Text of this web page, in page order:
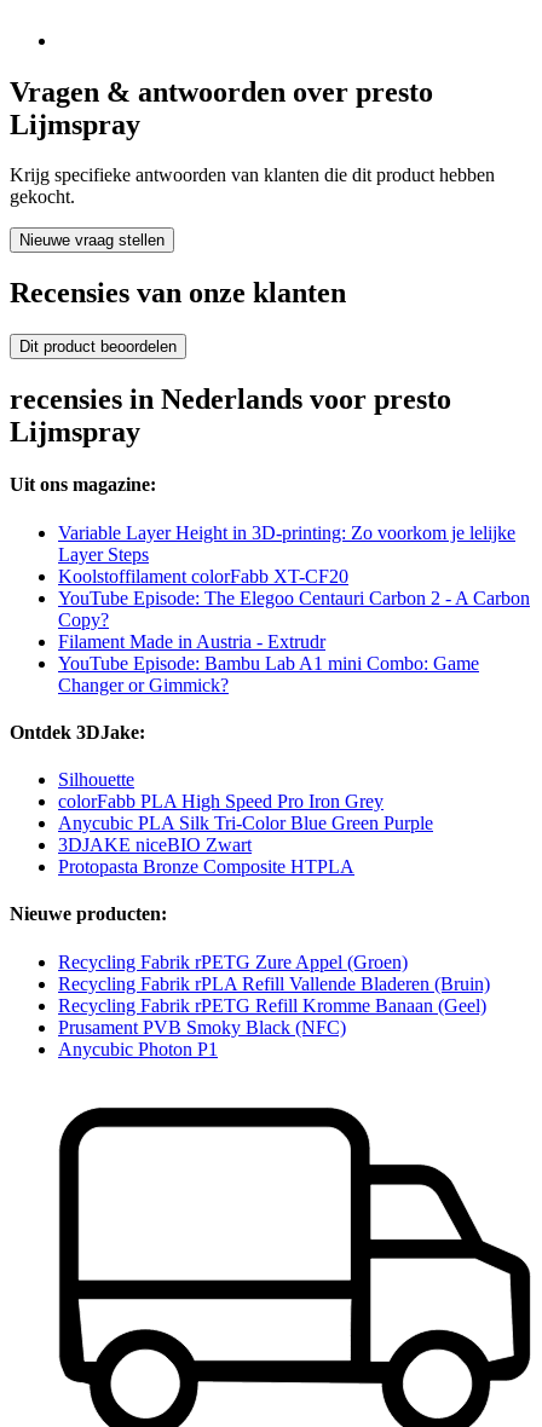
Vragen & antwoorden over presto
Lijmspray
Krijg specifieke antwoorden van klanten die dit product hebben
gekocht.
Nieuwe vraag stellen
Recensies van onze klanten
Dit product beoordelen
recensies in Nederlands voor presto
Lijmspray
Uit ons magazine:
Variable Layer Height in 3D-printing: Zo voorkom je lelijke
Layer Steps
Koolstoffilament colorFabb XT-CF20
YouTube Episode: The Elegoo Centauri Carbon 2 - A Carbon
Copy?
Filament Made in Austria - Extrudr
YouTube Episode: Bambu Lab A1 mini Combo: Game
Changer or Gimmick?
Ontdek 3DJake:
Silhouette
colorFabb PLA High Speed Pro Iron Grey
Anycubic PLA Silk Tri-Color Blue Green Purple
3DJAKE niceBIO Zwart
Protopasta Bronze Composite HTPLA
Nieuwe producten:
Recycling Fabrik rPETG Zure Appel (Groen)
Recycling Fabrik rPLA Refill Vallende Bladeren (Bruin)
Recycling Fabrik rPETG Refill Kromme Banaan (Geel)
Prusament PVB Smoky Black (NFC)
Anycubic Photon P1